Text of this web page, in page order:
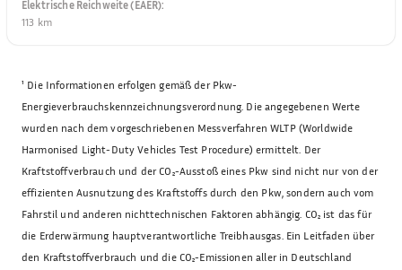
Elektrische Reichweite (EAER):
113 km
¹ Die Informationen erfolgen gemäß der Pkw-
Energieverbrauchskennzeichnungsverordnung. Die angegebenen Werte
wurden nach dem vorgeschriebenen Messverfahren WLTP (Worldwide
Harmonised Light-Duty Vehicles Test Procedure) ermittelt. Der
Kraftstoffverbrauch und der CO₂-Ausstoß eines Pkw sind nicht nur von der
effizienten Ausnutzung des Kraftstoffs durch den Pkw, sondern auch vom
Fahrstil und anderen nichttechnischen Faktoren abhängig. CO₂ ist das für
die Erderwärmung hauptverantwortliche Treibhausgas. Ein Leitfaden über
den Kraftstoffverbrauch und die CO₂-Emissionen aller in Deutschland